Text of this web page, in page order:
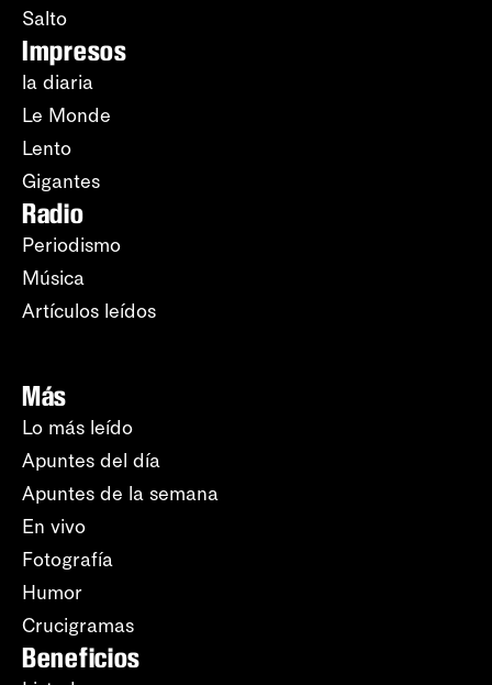
Salto
Impresos
la diaria
Le Monde
Lento
Gigantes
Radio
Periodismo
Música
Artículos leídos
Más
Lo más leído
Apuntes del día
Apuntes de la semana
En vivo
Fotografía
Humor
Crucigramas
Beneficios